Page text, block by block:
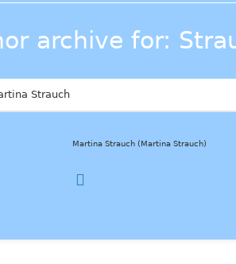
archive for:
Strauch
Martina Strauch (Martina Strauch)